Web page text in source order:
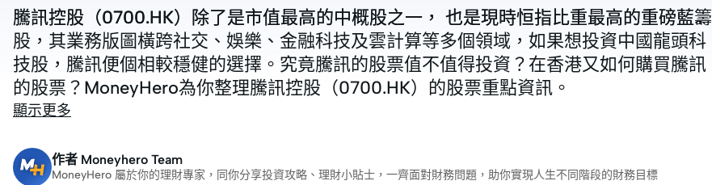
騰訊控股（0700.HK）除了是市值最高的中概股之一， 也是現時恒指比重最高的重磅藍籌
股，其業務版圖橫跨社交、娛樂、金融科技及雲計算等多個領域，如果想投資中國龍頭科
技股，騰訊便個相較穩健的選擇。究竟騰訊的股票值不值得投資？在香港又如何購買騰訊
的股票？MoneyHero為你整理騰訊控股（0700.HK）的股票重點資訊。
騰訊控股（0700.HK）除了是市值最高的中概股之一， 也是現時恒指比重最高的重磅藍籌
股，其業務版圖橫跨社交、娛樂、金融科技及雲計算等多個領域，如果想投資中國龍頭科
技股，騰訊便個相較穩健的選擇。究竟騰訊的股票值不值得投資？在香港又如何購買騰訊
的股票？MoneyHero為你整理騰訊控股（0700.HK）的股票重點資訊。
顯示更多
作者 Moneyhero Team
MoneyHero 屬於你的理財專家，同你分享投資攻略、理財小貼士，一齊面對財務問題，助你實現人生不同階段的財務目標